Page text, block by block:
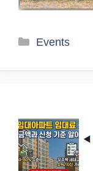
카
Events
◀️